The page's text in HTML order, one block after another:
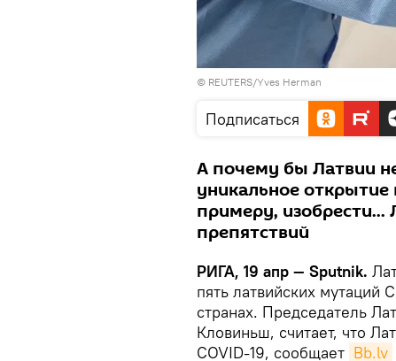
© REUTERS/Yves Herman
Подписаться
А почему бы Латвии
уникальное открытие
примеру, изобрести...
препятствий
РИГА, 19 апр — Sputnik.
пять латвийских мутаций
странах. Председатель
Кловиньш, считает, что
COVID-19, сообщает Bb.lv